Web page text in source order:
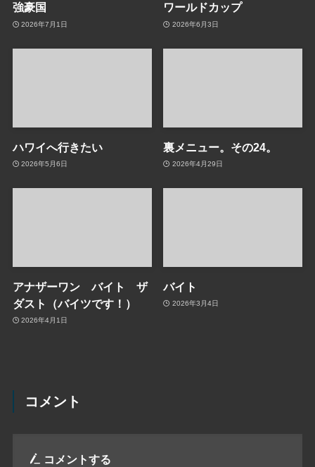
強豪国
2026年7月1日
ワールドカップ
2026年6月3日
ハワイへ行きたい
2026年5月6日
裏メニュー。その24。
2026年4月29日
アナザーワン バイト ザ
ダスト（バイツです！）
2026年4月1日
バイト
2026年3月4日
コメント
コメントする